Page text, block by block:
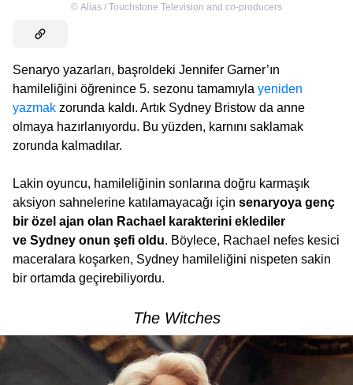
© Alias / Touchstone Television and co-producers
Senaryo yazarları, başroldeki Jennifer Garner’ın
hamileliğini öğrenince 5. sezonu tamamıyla yeniden
yazmak zorunda kaldı. Artık Sydney Bristow da anne
olmaya hazırlanıyordu. Bu yüzden, karnını saklamak
zorunda kalmadılar.
Lakin oyuncu, hamileliğinin sonlarına doğru karmaşık
aksiyon sahnelerine katılamayacağı için senaryoya genç
bir özel ajan olan Rachael karakterini eklediler
ve Sydney onun şefi oldu. Böylece, Rachael nefes kesici
maceralara koşarken, Sydney hamileliğini nispeten sakin
bir ortamda geçirebiliyordu.
The Witches